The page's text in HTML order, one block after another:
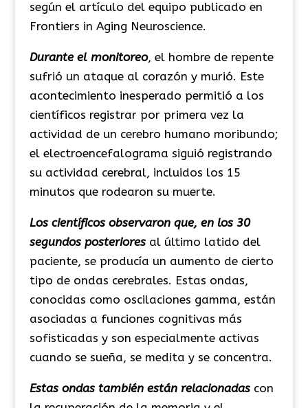
según el artículo del equipo publicado en
Frontiers in Aging Neuroscience.
Durante el monitoreo, el hombre de repente
sufrió un ataque al corazón y murió. Este
acontecimiento inesperado permitió a los
científicos registrar por primera vez la
actividad de un cerebro humano moribundo;
el electroencefalograma siguió registrando
su actividad cerebral, incluidos los 15
minutos que rodearon su muerte.
Los científicos observaron que, en los 30
segundos posterioresal último latido del
paciente, se producía un aumento de cierto
tipo de ondas cerebrales. Estas ondas,
conocidas como oscilaciones gamma, están
asociadas a funciones cognitivas más
sofisticadas y son especialmente activas
cuando se sueña, se medita y se concentra.
Estas ondas también están relacionadascon